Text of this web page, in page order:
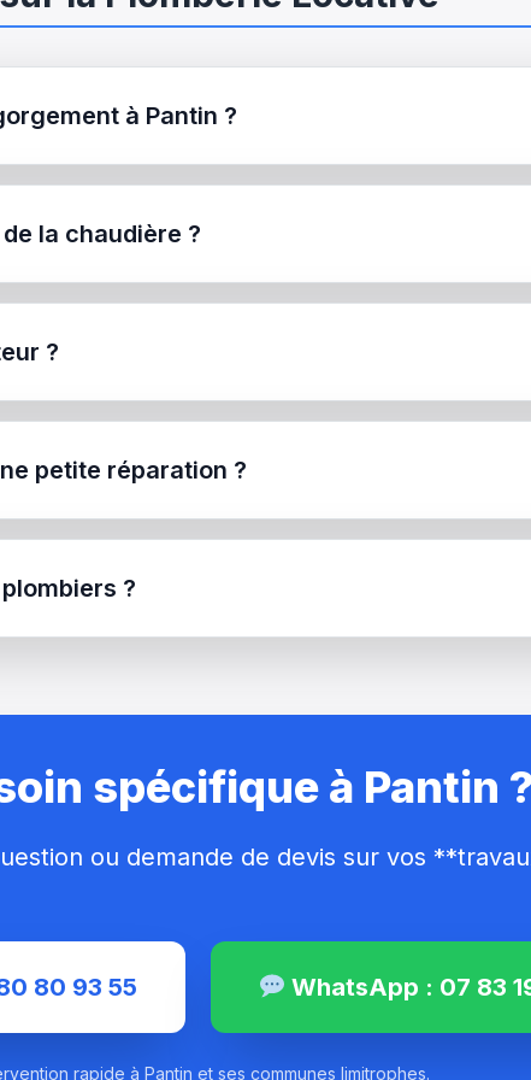
à Pantin ?
la chaudière ?
?
petite réparation ?
?
spécifique à Pantin ?
ou demande de devis sur vos
80 93 55 WhatsApp : 07 83
rapide à Pantin et ses communes limitrophes.